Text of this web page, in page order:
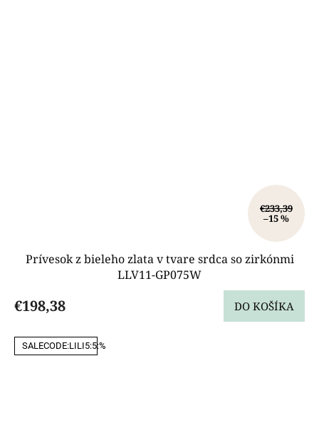
€233,39
–15 %
Prívesok z bieleho zlata v tvare srdca so zirkónmi
LLV11-GP075W
€198,38 DO KOŠÍKA
SALECODE:LILI5:5:%